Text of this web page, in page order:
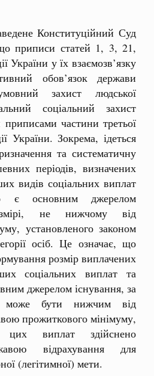
Конституційний Суд
приписи статей 1, 3, 21,
України у їх взаємозв’язку
обов’язок держави
захист людської
соціальний захист
частини третьої
України. Зокрема, ідеться
та систематичну
періодів, визначених
видів соціальних виплат
є основним джерелом
не нижчому від
установленого законом
осіб. Це означає, що
розмір виплачених
соціальних виплат та
джерелом існування, за
бути нижчим від
прожиткового мінімуму,
виплат здійснено
відрахування для
(легітимної) мети.